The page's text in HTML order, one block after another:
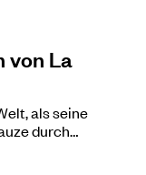
von La
als seine
durch…